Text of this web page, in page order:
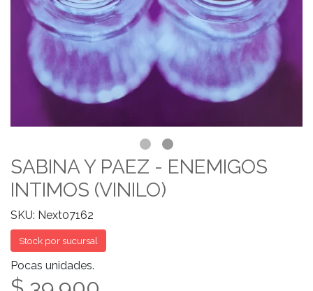
SABINA Y PAEZ - ENEMIGOS
INTIMOS (VINILO)
SKU: Next07162
Stock por sucursal
Pocas unidades.